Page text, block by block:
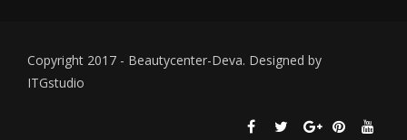
Copyright 2017 - Beautycenter-Deva. Designed by
ITGstudio